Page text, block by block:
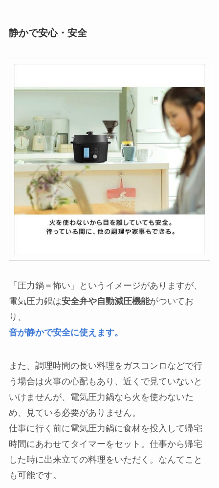
静かで安心・安全
「圧力鍋＝怖い」というイメージがありますが、
電気圧力鍋は安全弁や自動減圧機能がついてお
り、
音が静かで安全に使えます。
また、調理時間の長い料理をガスコンロなどで行
う場合は火事の心配もあり、近くで見ていないと
いけませんが、電気圧力鍋なら火を使わないた
め、見ている必要がありません。
仕事に行く前に電気圧力鍋に食材を投入して帰宅
時間にあわせてタイマーをセット。仕事から帰宅
した時に出来立ての料理をいただく。なんてこと
も可能です。